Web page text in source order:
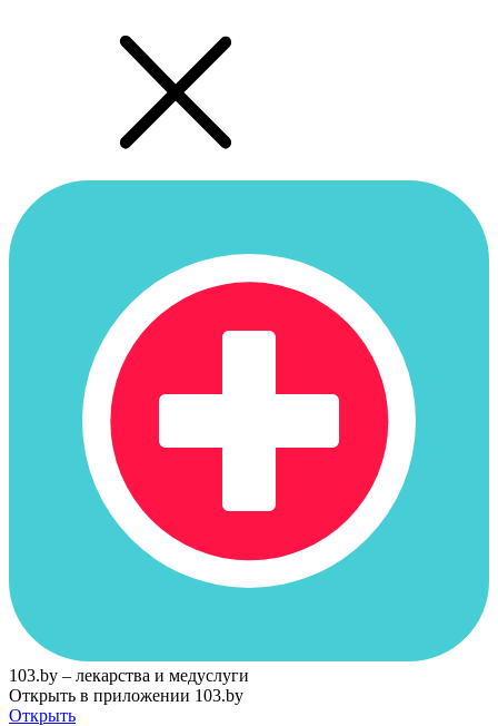
103.by – лекарства и медуслуги
Открыть в приложении 103.by
Открыть